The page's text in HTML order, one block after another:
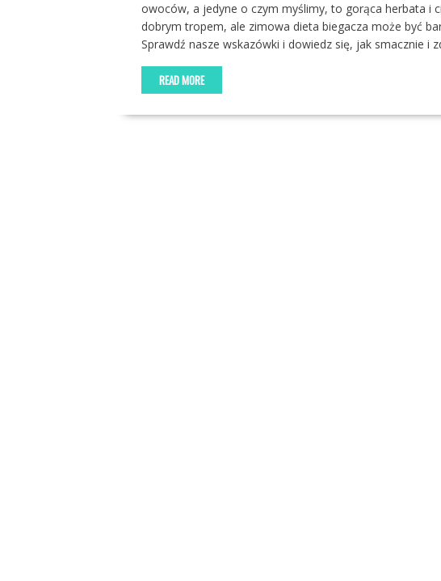
owoców, a jedyne o czym myślimy, to gorąca herbata i
dobrym tropem, ale zimowa dieta biegacza może być
Sprawdź nasze wskazówki i dowiedz się, jak smacznie i
READ MORE